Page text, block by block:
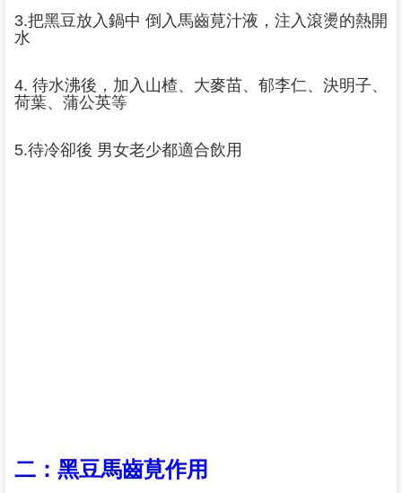
3.把黑豆放入鍋中 倒入馬齒莧汁液，注入滾燙的熱開
水
4. 待水沸後，加入山楂、大麥苗、郁李仁、決明子、
荷葉、蒲公英等
5.待冷卻後 男女老少都適合飲用
二：黑豆馬齒莧作用